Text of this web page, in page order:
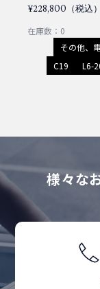
¥228,800（税込）
在庫数：0
その他、
C19
L6-
様々な